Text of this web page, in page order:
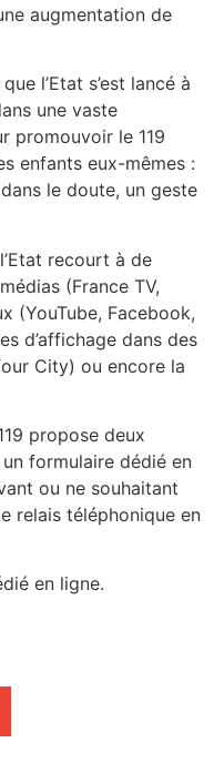
augmentation de
l’Etat s’est lancé à
une vaste
promouvoir le 119
enfants eux-mêmes :
le doute, un geste
recourt à de
(France TV,
(YouTube, Facebook,
d’affichage dans des
City) ou encore la
propose deux
formulaire dédié en
ou ne souhaitant
relais téléphonique en
en ligne.